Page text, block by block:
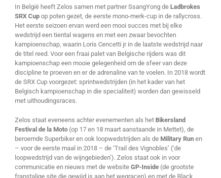
In België heeft Zelos samen met partner SsangYong de Ladbrokes
SRX Cup op poten gezet, de eerste mono-merk-cup in de rallycross.
Het eerste seizoen ervan werd een mooi succes met bij elke
wedstrijd een tiental wagens en met een zwaar bevochten
kampioenschap, waarin Loris Cencetti jr in de laatste wedstrijd naar
de titel reed. Voor een fraai palet van Belgische rijders was dit
kampioenschap een mooie gelegenheid om de sfeer van deze
discipline te proeven en er de adrenaline van te voelen. In 2018 wordt
de SRX Cup voorgezet: sprintwedstrijden (in het kader van het
Belgisch kampioenschap in die specialiteit) worden dan gewisseld
met uithoudingsraces.
Zelos staat eveneens achter evenementen als het Bikersland
Festival de la Moto (op 17 en 18 maart aanstaande in Mettet), de
beroemde Superbiker en ook loopwedstrijden als de Military Run en
– voor de eerste maal in 2018 – de ‘Trail des Vignobles’ (‘de
loopwedstrijd van de wijngebieden’). Zelos staat ook in voor
communicatie en nieuws met de website GP-Inside (de grootste
franstalige site die gewijd is aan het wegracen) en met de Black